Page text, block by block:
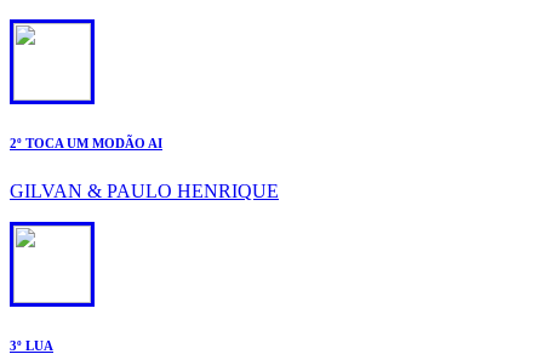
2º TOCA UM MODÃO AI
GILVAN & PAULO HENRIQUE
3º LUA